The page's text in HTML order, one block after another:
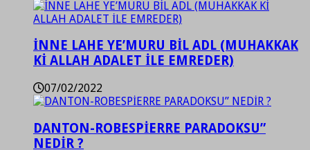
İNNE LAHE YE’MURU BİL ADL (MUHAKKAK
Kİ ALLAH ADALET İLE EMREDER)
07/02/2022
DANTON-ROBESPİERRE PARADOKSU”
NEDİR ?